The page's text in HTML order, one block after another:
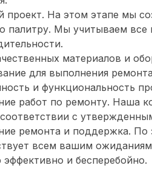
проект. На этом этапе мы
палитру. Мы учитываем все
материалов и
для выполнения
и функциональность
работ по ремонту. Наша
с
ремонта и поддержка.
всем вашим
эффективно и бесперебойно.